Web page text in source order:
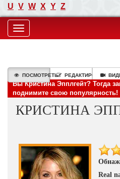
U V W X Y Z
Toggle
ПОСМОТРЕТЬ РЕДАКТИРОВАТЬ
Вы Кристина Эпплгейт? Тогда
поднимите свою популярность!
КРИСТИНА
Real